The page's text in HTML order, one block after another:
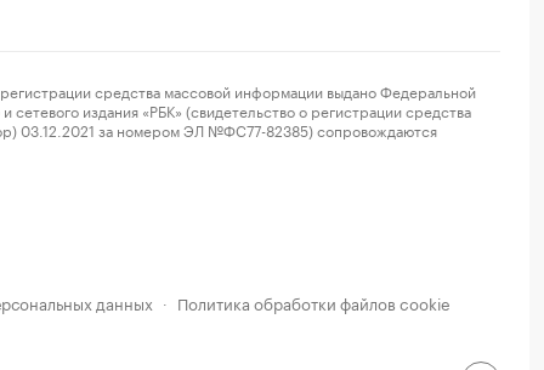
средства массовой информации выдано Федеральной
издания «РБК» (свидетельство о регистрации средства
03.12.2021 за номером ЭЛ №ФС77-82385) сопровождаются
данных · Политика обработки файлов cookie